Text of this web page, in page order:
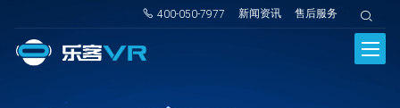
400-050-7977 新闻资讯 售后服务